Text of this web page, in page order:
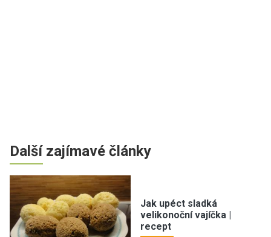
Další zajímavé články
Jak upéct sladká
velikonoční vajíčka |
recept